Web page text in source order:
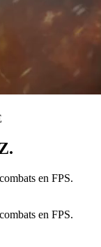
en FPS.
en FPS.